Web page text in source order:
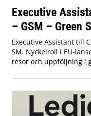
Executive
– GSM – Green
Executive Assistant till
SM. Nyckelroll i
resor och uppföljning i